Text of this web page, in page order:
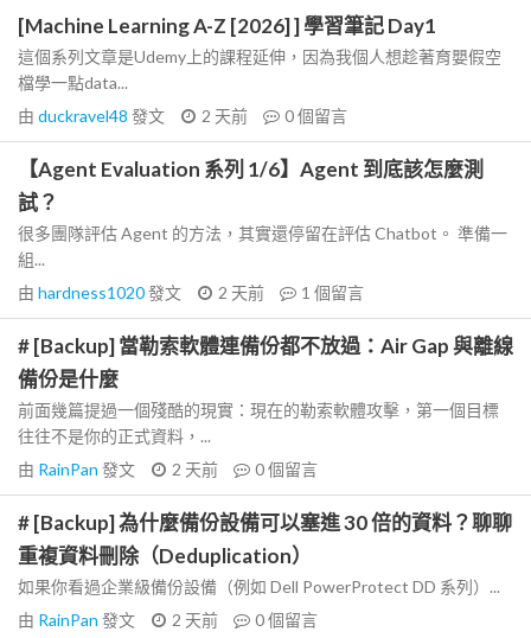
[Machine Learning A-Z [2026] ] 學習筆記 Day1
這個系列文章是Udemy上的課程延伸，因為我個人想趁著育嬰假空
檔學一點data...
由 duckravel48 發文 2 天前 0個留言
【Agent Evaluation 系列 1/6】Agent 到底該怎麼測
試？
很多團隊評估 Agent 的方法，其實還停留在評估 Chatbot。 準備一
組...
由 hardness1020發文 2 天前 1 個留言
# [Backup] 當勒索軟體連備份都不放過：Air Gap 與離線
備份是什麼
前面幾篇提過一個殘酷的現實：現在的勒索軟體攻擊，第一個目標
往往不是你的正式資料，...
由 RainPan 發文 2 天前 0個留言
# [Backup] 為什麼備份設備可以塞進 30 倍的資料？聊聊
重複資料刪除（Deduplication）
如果你看過企業級備份設備（例如 Dell PowerProtect DD 系列）...
由 RainPan 發文 2 天前 0個留言